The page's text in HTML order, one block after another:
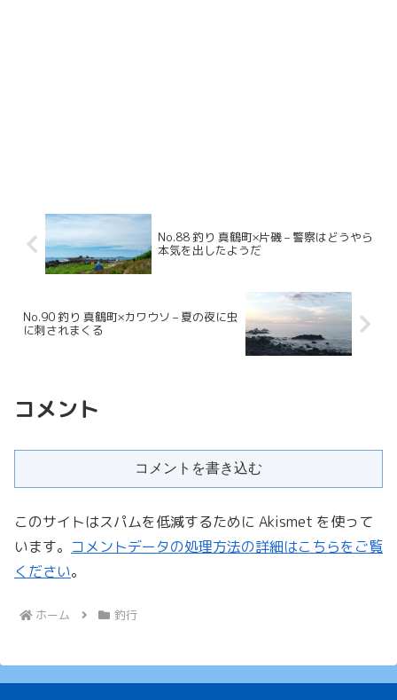
No.88 釣り 真鶴町×片磯 – 警察はどうやら
本気を出したようだ
No.90 釣り 真鶴町×カワウソ – 夏の夜に虫
に刺されまくる
コメント
コメントを書き込む
このサイトはスパムを低減するために Akismet を使って
います。 コメントデータの処理方法の詳細はこちらをご覧
ください。
ホーム 釣行